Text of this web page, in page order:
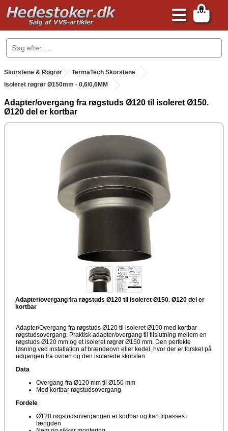
0
.
Skorstene & Røgrør . TermaTech Skorstene
Isoleret røgrør Ø150mm - 0,6/0,6MM
Adapter/overgang fra røgstuds Ø120 til isoleret Ø150.
Ø120 del er kortbar
Adapter/overgang fra røgstuds Ø120 til isoleret Ø150. Ø120 del er
kortbar
Adapter/Overgang fra røgstuds Ø120 til isoleret Ø150 med kortbar
røgstudsovergang. Praktisk adapter/overgang til tilslutning mellem en
røgstuds Ø120 mm og et isoleret røgrør Ø150 mm. Den perfekte
løsning ved installation af brændeovn eller kedel, hvor der er forskel på
udgangen fra ovnen og den isolerede skorsten.
Data
Overgang fra Ø120 mm til Ø150 mm
Med kortbar røgstudsovergang
Fordele
Ø120 røgstudsovergangen er kortbar og kan tilpasses i
længden